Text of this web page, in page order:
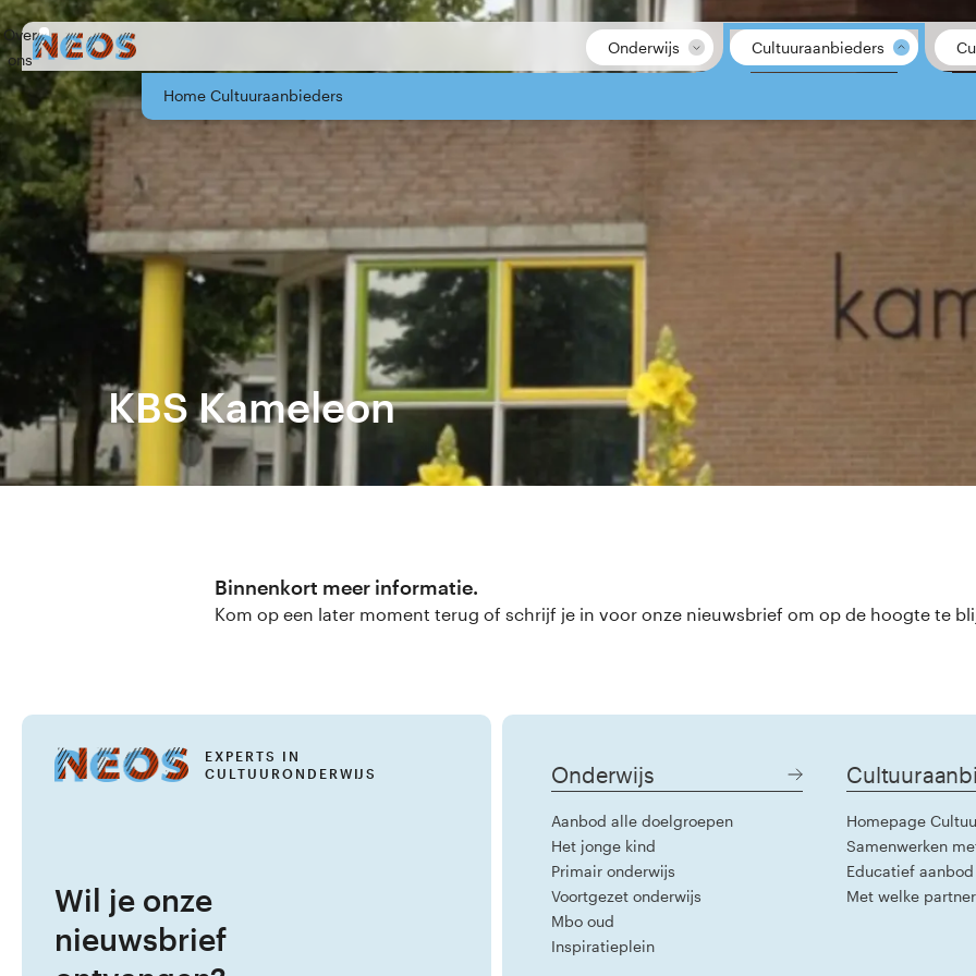
Onderwijs Cultuuraanbieders
Home Cultuuraanbieders
Over
ons
KBS Kameleon
Binnenkort meer informatie.
Kom op een later moment terug of schrijf je in voor onze nieuwsbrief om op de hoogte te
EXPERTS IN
CULTUURONDERWIJS
Wil je onze
nieuwsbrief
Onderwijs
Aanbod alle doelgroepen
Het jonge kind
Primair onderwijs
Voortgezet onderwijs
Mbo oud
Inspiratieplein
Homepage
Samenwerken
Educatief
Met welke